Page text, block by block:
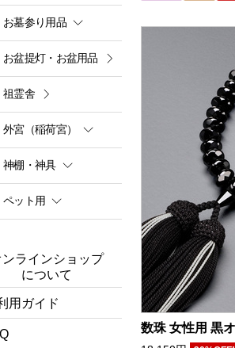
数珠 女性用 黒
お墓参り用品
お盆提灯・お盆用品
祖霊舎
外宮（稲荷宮）
神棚・神具
ペット用
ンラインショップ
について
用ガイド